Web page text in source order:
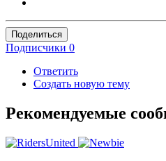
Поделиться
Подписчики 0
Ответить
Создать новую тему
Рекомендуемые